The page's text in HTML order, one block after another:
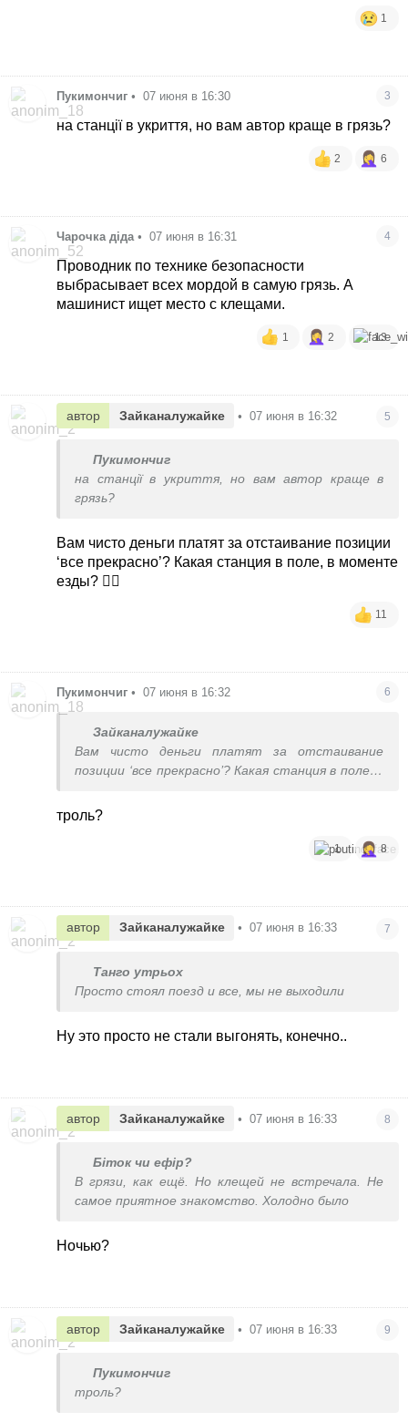
1
Пукимончиг • 07 июня в 16:30 3
на станції в укриття, но вам автор краще в грязь?
2 6
Чарочка діда • 07 июня в 16:31 4
Проводник по технике безопасности
выбрасывает всех мордой в самую грязь. А
машинист ищет место с клещами.
1 2 13
автор Зайканалужайке • 07 июня в 16:32 5
Пукимончиг
на станції в укриття, но вам автор краще в
грязь?
Вам чисто деньги платят за отстаивание позиции
‘все прекрасно’? Какая станция в поле, в моменте
езды? 🤦‍♀️
11
Пукимончиг • 07 июня в 16:32 6
Зайканалужайке
Вам чисто деньги платят за отстаивание
позиции ‘все прекрасно’? Какая станция в поле, в
троль?
1 8
автор Зайканалужайке • 07 июня в 16:33 7
Танго утрьох
Просто стоял поезд и все, мы не выходили
Ну это просто не стали выгонять, конечно..
автор Зайканалужайке • 07 июня в 16:33 8
Біток чи ефір?
В грязи, как ещё. Но клещей не встречала. Не
самое приятное знакомство. Холодно было
Ночью?
автор Зайканалужайке • 07 июня в 16:33 9
Пукимончиг
троль?